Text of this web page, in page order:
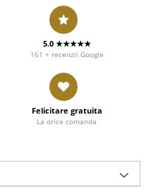
5.0 ★★★★★
161 + recenzii Google
Felicitare gratuita
La orice comanda